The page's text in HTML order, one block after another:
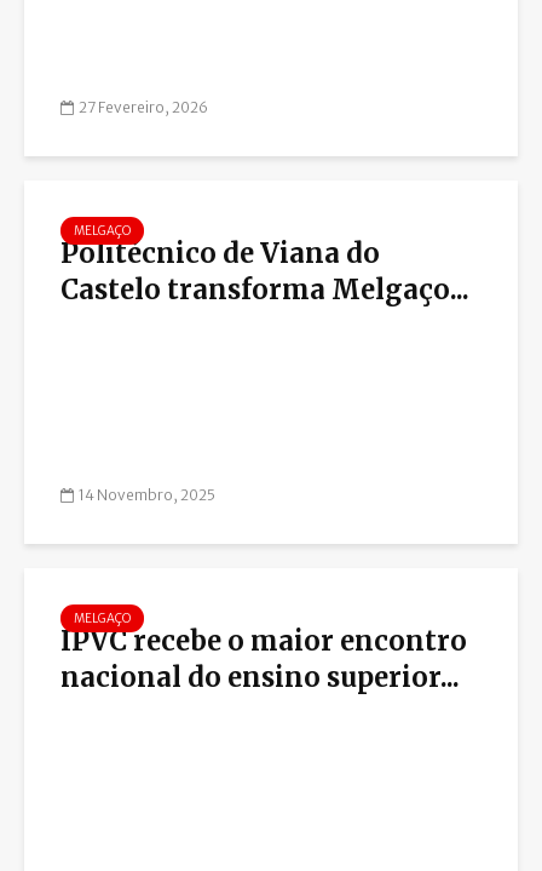
27 Fevereiro, 2026
MELGAÇO
Politécnico de Viana do
Castelo transforma Melgaço...
14 Novembro, 2025
MELGAÇO
IPVC recebe o maior encontro
nacional do ensino superior...